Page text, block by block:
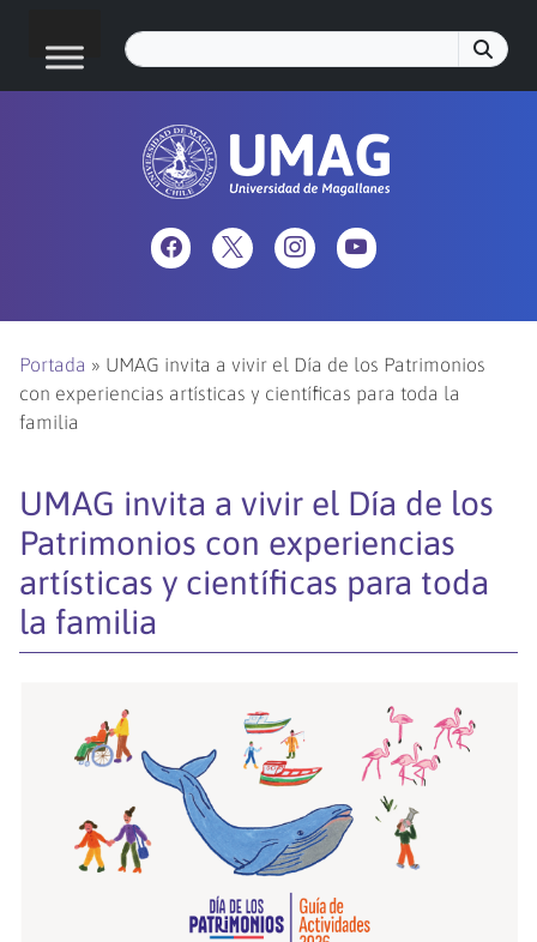
Portada » UMAG invita a vivir el Día de los Patrimonios
con experiencias artísticas y científicas para toda la
familia
UMAG invita a vivir el Día de los
Patrimonios con experiencias
artísticas y científicas para toda
la familia